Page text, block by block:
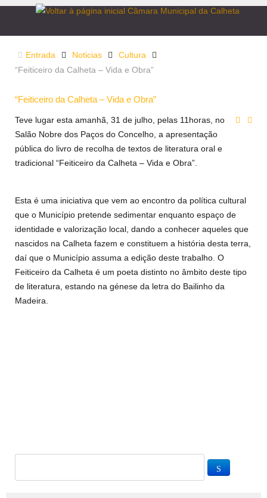
Entrada Noticias
Cultura
“Feiticeiro da Calheta – Vida e Obra”
“Feiticeiro da Calheta – Vida e Obra”
Teve lugar esta amanhã, 31 de julho, pelas 11horas, no
Salão Nobre dos Paços do Concelho, a apresentação
pública do livro de recolha de textos de literatura oral e
tradicional “Feiticeiro da Calheta – Vida e Obra”.
Esta é uma iniciativa que vem ao encontro da política cultural
que o Município pretende sedimentar enquanto espaço de
identidade e valorização local, dando a conhecer aqueles que
nascidos na Calheta fazem e constituem a história desta terra,
daí que o Município assuma a edição deste trabalho. O
Feiticeiro da Calheta é um poeta distinto no âmbito deste tipo
de literatura, estando na génese da letra do Bailinho da
Madeira.